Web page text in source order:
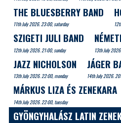
THE BLUESBERRY BAND
11th July 2026. 23:00, saturday
SZIGETI JULI BAND
12th July 2026. 21:00, sunday 13th July
JAZZ NICHOLSON
13th July 2026. 22:00, monday
JÁGER
14th July 2026.
MÁRKUS LIZA ÉS ZENEKARA
14th July 2026. 22:00, tuesday
GYÖNGYHALÁSZ LATIN